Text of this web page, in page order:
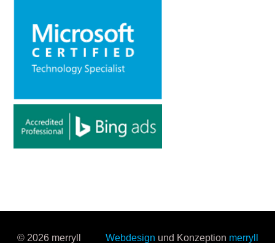
© 2026 merryll Webdesign und Konzeption merryll